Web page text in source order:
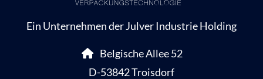
Ein Unternehmen der Julver Industrie Holding
Belgische Allee 52
D-53842 Troisdorf